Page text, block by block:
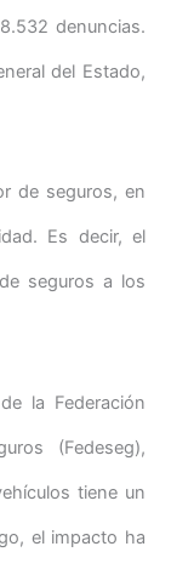
denuncias.
del Estado,
de seguros, en
Es decir, el
seguros a los
la Federación
(Fedeseg),
tiene un
el impacto ha